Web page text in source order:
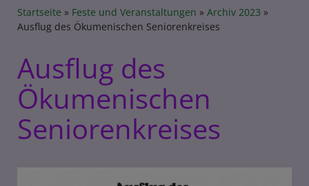
Breadcrumb
Startseite Feste und Veranstaltungen
Archiv 2023
Ausflug des Ökumenischen Seniorenkreises
Ausflug des
Ökumenischen
Seniorenkreises